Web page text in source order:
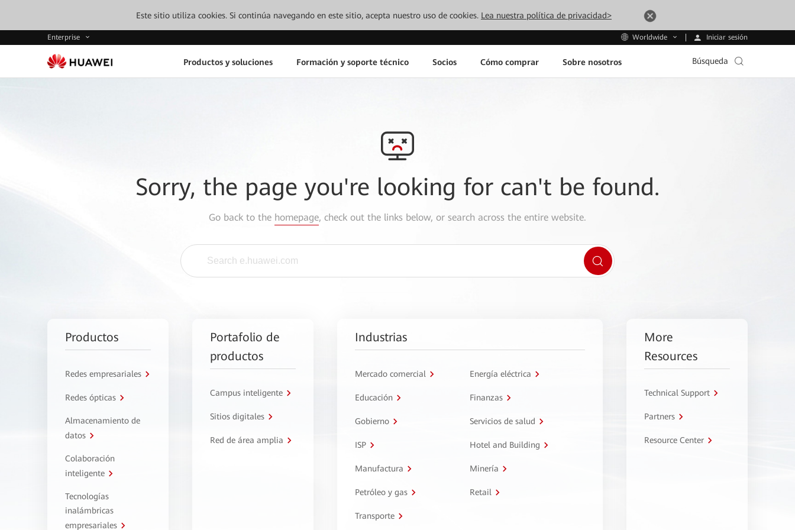
Este sitio utiliza cookies. Si continúa navegando en este sitio, acepta nuestro uso de cookies. Lea nuestra política de privacidad>
Enterprise Worldwide Iniciar sesión
Productos y soluciones Formación y soporte técnico Socios Cómo comprar Sobre nosotros Búsqueda
Sorry, the page you're looking for can't be found.
Go back to the homepage, check out the links below, or search across the entire website.
Productos
Redes empresariales
Redes ópticas
Almacenamiento de
datos
Colaboración
inteligente
Tecnologías
inalámbricas
empresariales
Portafolio de
productos
Campus inteligente
Sitios digitales
Red de área amplia
Industrias
Mercado comercial Energía eléctrica
Educación Finanzas
Gobierno Servicios de salud
ISP Hotel and Building
Manufactura Minería
Petróleo y gas Retail
Transporte
More
Resources
Technical Support
Partners
Resource Center